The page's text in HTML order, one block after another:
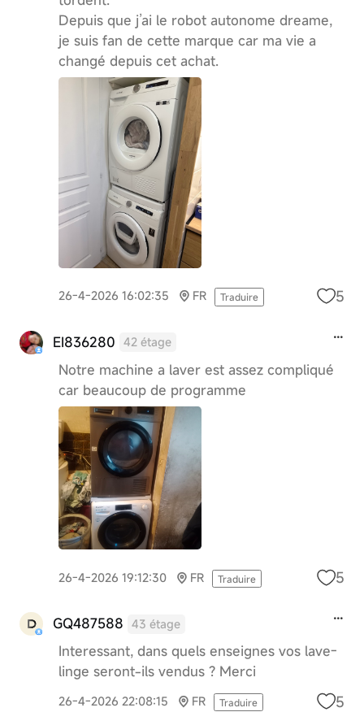
Depuis que j’ai le robot autonome dreame,
je suis fan de cette marque car ma vie a
changé depuis cet achat.
26-4-2026 16:02:35 FR Traduire 5
EI836280 42 étage
Notre machine a laver est assez compliqué
car beaucoup de programme
26-4-2026 19:12:30 FR Traduire 5
GQ487588 43 étage
Interessant, dans quels enseignes vos lave-
linge seront-ils vendus ? Merci
26-4-2026 22:08:15 FR Traduire 5